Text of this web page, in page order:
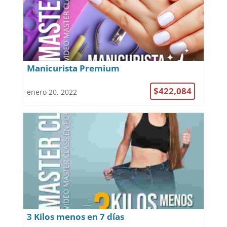
Manicurista Premium
enero 20, 2022 $422,084
3 Kilos menos en 7 días